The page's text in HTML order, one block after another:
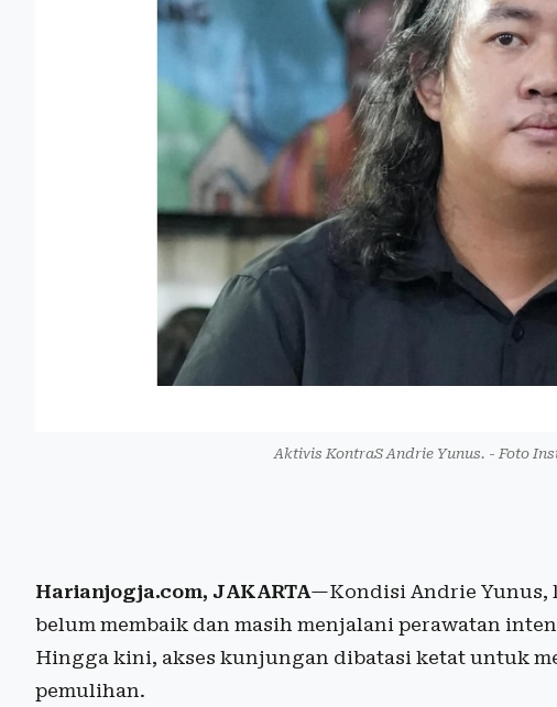
Aktivis KontraS Andrie Yunus. - Foto
Harianjogja.com, JAKARTA—Kondisi Andrie Yunus,
belum membaik dan masih menjalani perawatan
Hingga kini, akses kunjungan dibatasi ketat untuk
pemulihan.